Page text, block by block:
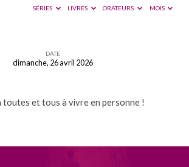
SÉRIES
LIVRES ORATEURS MOIS
DATE
dimanche, 26 avril 2026
toutes et tous à vivre en personne !